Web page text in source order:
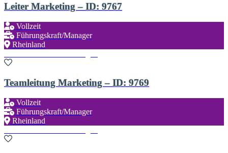
Leiter Marketing – ID: 9767
Vollzeit
Führungskraft/Manager
Rheinland
Teamleitung Marketing – ID: 9769
Vollzeit
Führungskraft/Manager
Rheinland